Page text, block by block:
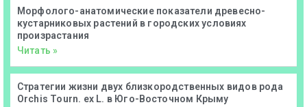
Морфолого-анатомические показатели древесно-
кустарниковых растений в городских условиях
произрастания
Читать »
Стратегии жизни двух близкородственных видов рода
Orchis Tourn. ex L. в Юго-Восточном Крыму